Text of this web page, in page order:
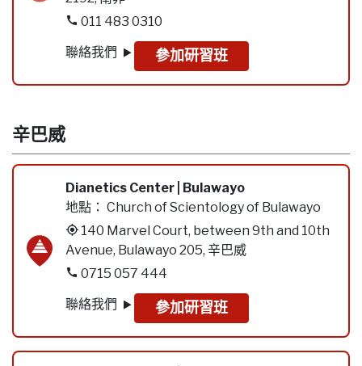
011 483 0310
聯絡我們
參加研習班
辛巴威
Dianetics Center | Bulawayo
地點： Church of Scientology of Bulawayo
140 Marvel Court, between 9th and 10th
Avenue, Bulawayo 205, 辛巴威
0715 057 444
聯絡我們
參加研習班